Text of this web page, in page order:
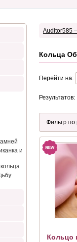
и
Auditor585
Кольца
Перейти на:
Результатов:
Кольцо